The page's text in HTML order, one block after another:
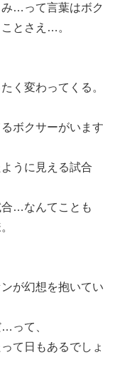
…って言葉はボク
とさえ…。
く変わってくる。
ボクサーがいます
うに見える試合
合…なんてことも
が幻想を抱いてい
って、
て日もあるでしょ